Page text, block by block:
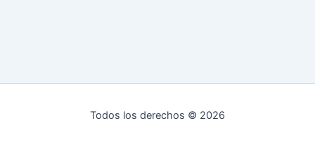
Todos los derechos © 2026